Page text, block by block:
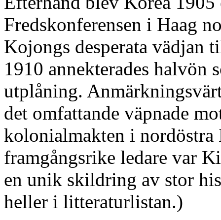
Fredskonferensen i Haag
Kojongs desperata vädjan
1910 annekterades halvön
utplåning.
det omfattande väpnade
kolonialmakten i
framgångsrike ledare var
en unik skildring av stor
heller i litteraturlistan.)